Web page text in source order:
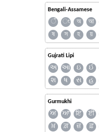
Bengali-Assamese
ঁ ং অ আ
ষ
স হ য়
Gujrati Lipi
અ આ ઇ ઈ
શ
ષ સ હ
Gurmukhi
ਅ ਆ ਇ ਈ
ਖ਼
ਗ਼ ਜ਼ ਫ਼